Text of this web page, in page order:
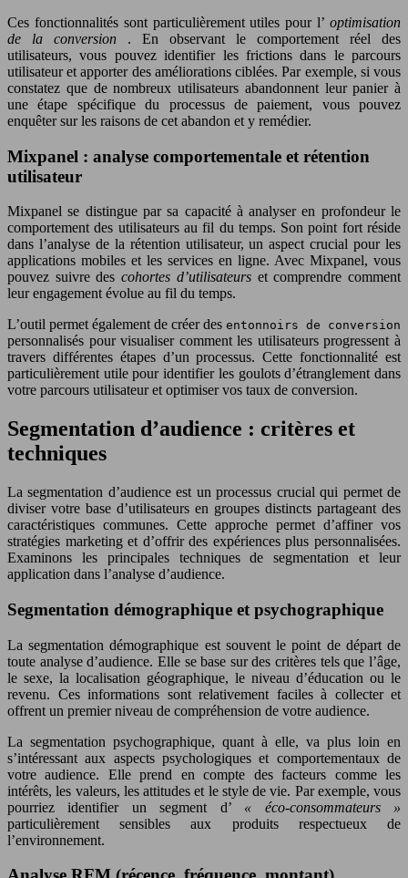
Ces fonctionnalités sont particulièrement utiles pour l’ optimisation
de la conversion . En observant le comportement réel des
utilisateurs, vous pouvez identifier les frictions dans le parcours
utilisateur et apporter des améliorations ciblées. Par exemple, si vous
constatez que de nombreux utilisateurs abandonnent leur panier à
une étape spécifique du processus de paiement, vous pouvez
enquêter sur les raisons de cet abandon et y remédier.
Mixpanel : analyse comportementale et rétention
utilisateur
Mixpanel se distingue par sa capacité à analyser en profondeur le
comportement des utilisateurs au fil du temps. Son point fort réside
dans l’analyse de la rétention utilisateur, un aspect crucial pour les
applications mobiles et les services en ligne. Avec Mixpanel, vous
pouvez suivre descohortes d’utilisateurs et comprendre comment
leur engagement évolue au fil du temps.
L’outil permet également de créer des entonnoirs de conversion
personnalisés pour visualiser comment les utilisateurs progressent à
travers différentes étapes d’un processus. Cette fonctionnalité est
particulièrement utile pour identifier les goulots d’étranglement dans
votre parcours utilisateur et optimiser vos taux de conversion.
Segmentation d’audience : critères et
techniques
La segmentation d’audience est un processus crucial qui permet de
diviser votre base d’utilisateurs en groupes distincts partageant des
caractéristiques communes. Cette approche permet d’affiner vos
stratégies marketing et d’offrir des expériences plus personnalisées.
Examinons les principales techniques de segmentation et leur
application dans l’analyse d’audience.
Segmentation démographique et psychographique
La segmentation démographique est souvent le point de départ de
toute analyse d’audience. Elle se base sur des critères tels que l’âge,
le sexe, la localisation géographique, le niveau d’éducation ou le
revenu. Ces informations sont relativement faciles à collecter et
offrent un premier niveau de compréhension de votre audience.
La segmentation psychographique, quant à elle, va plus loin en
s’intéressant aux aspects psychologiques et comportementaux de
votre audience. Elle prend en compte des facteurs comme les
intérêts, les valeurs, les attitudes et le style de vie. Par exemple, vous
pourriez identifier un segment d’ « éco-consommateurs »
particulièrement sensibles aux produits respectueux de
l’environnement.